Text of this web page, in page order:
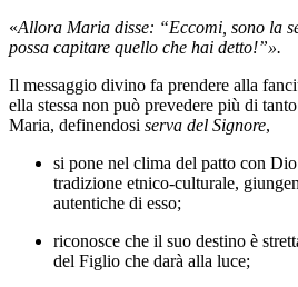
«Allora Maria disse: “Eccomi, sono la
possa capitare quello che hai detto!”».
Il messaggio divino fa prendere alla
ella stessa non può prevedere più di
Maria, definendosi serva del Signore,
si pone nel clima del patto con
tradizione etnico-culturale,
autentiche di esso;
riconosce che il suo destino è
del Figlio che darà alla luce;